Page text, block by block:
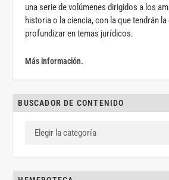
una serie de volúmenes dirigidos a los
historia o la ciencia, con la que tendrán
profundizar en temas jurídicos.
Más información.
BUSCADOR DE CONTENIDO